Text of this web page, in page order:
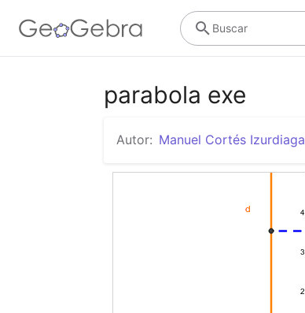
Buscar
parabola exe
Autor: Manuel Cortés Izurdiaga